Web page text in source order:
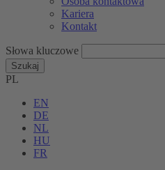
Kariera
Kontakt
Słowa kluczowe
Szukaj
PL
EN
DE
NL
HU
FR